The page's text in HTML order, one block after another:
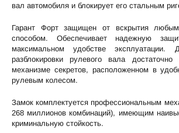
вал автомобиля и блокирует его стальным
Гарант Форт защищен от вскрытия
способом. Обеспечивает надежную
максимальном удобстве эксплуатации.
разблокировки рулевого вала
механизме секретов, расположенном в
рулевым колесом.
Замок комплектуется профессиональным
268 миллионов комбинаций), имеющим
криминальную стойкость.